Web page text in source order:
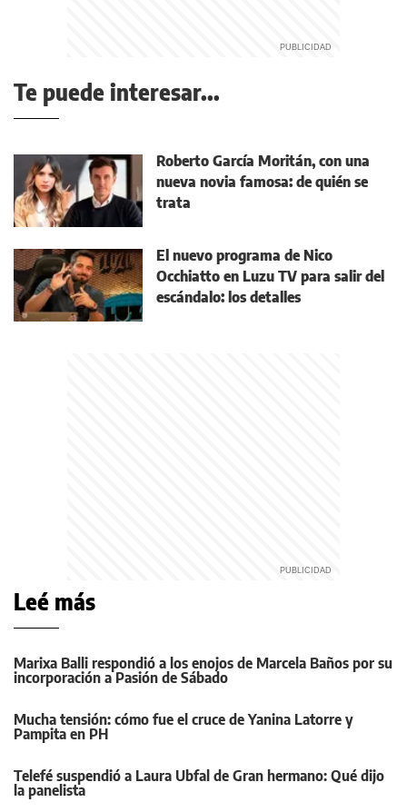
Te puede interesar...
Roberto García Moritán, con una
nueva novia famosa: de quién se
trata
El nuevo programa de Nico
Occhiatto en Luzu TV para salir del
escándalo: los detalles
Leé más
Marixa Balli respondió a los enojos de Marcela Baños por su
incorporación a Pasión de Sábado
Mucha tensión: cómo fue el cruce de Yanina Latorre y
Pampita en PH
Telefé suspendió a Laura Ubfal de Gran hermano: Qué dijo
la panelista